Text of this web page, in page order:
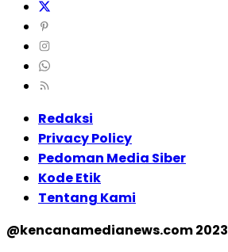
Redaksi
Privacy Policy
Pedoman Media Siber
Kode Etik
Tentang Kami
@kencanamedianews.com 2023